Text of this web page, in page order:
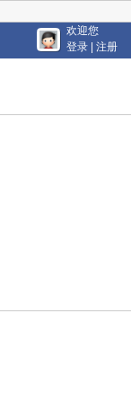
欢迎您
登录
注册